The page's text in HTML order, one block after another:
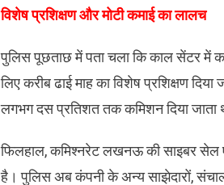
​विशेष प्रशिक्षण और मोटी कमाई का लालच
पुलिस पूछताछ में पता चला कि काल सेंटर में
लिए करीब ढाई माह का विशेष प्रशिक्षण
लगभग दस प्रतिशत तक कमिशन दिया
​फिलहाल, कमिश्नरेट लखनऊ की साइबर सेल
है। पुलिस अब कंपनी के अन्य साझेदारों,